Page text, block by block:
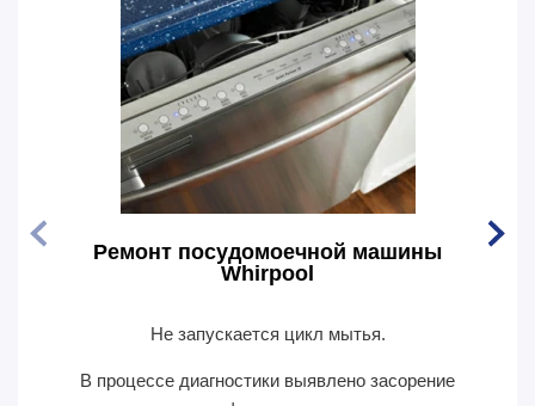
Ремонт посудомоечной машины
Whirpool
Не запускается цикл мытья.
В процессе диагностики выявлено засорение